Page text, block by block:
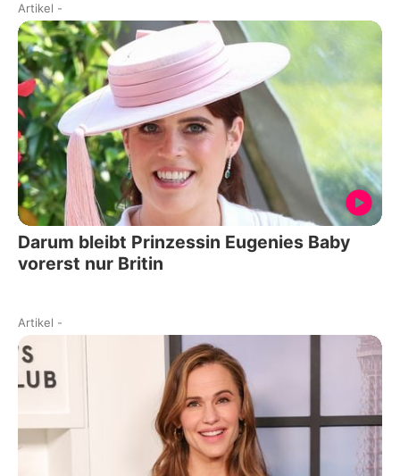
Artikel -
Darum bleibt Prinzessin Eugenies Baby
vorerst nur Britin
Artikel -